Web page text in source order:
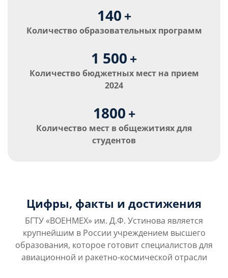
140 +
Количество образовательных программ
1 500 +
Количество бюджетных мест на прием
2024
1800 +
Количество мест в общежитиях для
студентов
Цифры, факты и достижения
БГТУ «ВОЕНМЕХ» им. Д.Ф. Устинова является
крупнейшим в России учреждением высшего
образования, которое готовит специалистов для
авиационной и ракетно-космической отрасли